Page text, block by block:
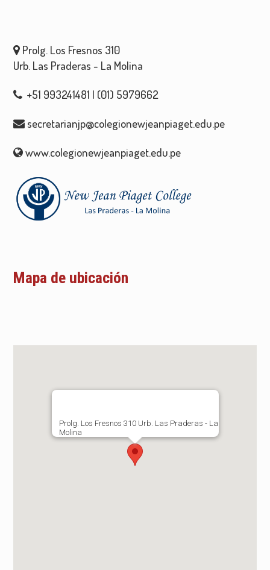
Prolg. Los Fresnos 310
Urb. Las Praderas - La Molina
+51 993241481 | (01) 5979662
secretarianjp@colegionewjeanpiaget.edu.pe
www.colegionewjeanpiaget.edu.pe
Mapa de ubicación
Prolg. Los Fresnos 310 Urb. Las Praderas - La
Molina